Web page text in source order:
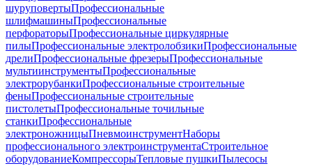
шуруповертыПрофессиональные
шлифмашиныПрофессиональные
перфораторыПрофессиональные циркулярные
пилыПрофессиональные электролобзикиПрофессиональные
дрелиПрофессиональные фрезерыПрофессиональные
мультиинструментыПрофессиональные
электрорубанкиПрофессиональные строительные
феныПрофессиональные строительные
пистолетыПрофессиональные точильные
станкиПрофессиональные
электроножницыПневмоинструментНаборы
профессионального электроинструментаСтроительное
оборудованиеКомпрессорыТепловые пушкиПылесосы